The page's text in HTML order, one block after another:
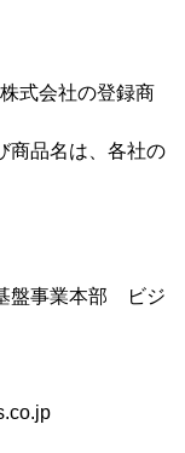
式会社の登録商
商品名は、各社の
盤事業本部 ビジ